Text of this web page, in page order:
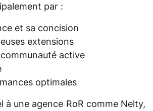
par :
et sa concision
extensions
active
optimales
à une agence RoR comme Nelty,